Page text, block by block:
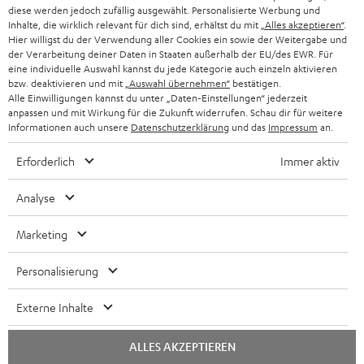
KOPFHÖRER
BLUETOOTH-KOPFHÖRER
STEREOANLAGEN
LAUTSPRECHER
ULTIMA-SERIE
IN-EAR-KOPFHÖRER
FANSHOP
NEUHEITEN
BLOG
NEWSLETTER
STORES
DEINE VORTEILE BEI TEUFEL
UNSER MANAGEMENT
NACHHALTIGKEIT
UNSERE WERTE
BILDUNGSRABATT
NIEDERLANDE
BELGIEN
FRANKREICH
POLEN
SPANIEN
ITALIEN
Technische Änderungen, Tippfehler und Irrtum vorbehalten. Das auf unseren
Fotos abgebildete Zubehör ist nicht im Lieferumfang enthalten. Etwaige
Entsorgungsgebühren für Batterien sind im Preis inbegriffen.
diese werden jedoch zufällig ausgewählt. Personalisierte Werbung und
Inhalte, die wirklich relevant für dich sind, erhältst du mit „Alles akzeptieren“.
Hier willigst du der Verwendung aller Cookies ein sowie der Weitergabe und
der Verarbeitung deiner Daten in Staaten außerhalb der EU/des EWR. Für
eine individuelle Auswahl kannst du jede Kategorie auch einzeln aktivieren
bzw. deaktivieren und mit „Auswahl übernehmen“ bestätigen.
Alle Einwilligungen kannst du unter „Daten-Einstellungen“ jederzeit
anpassen und mit Wirkung für die Zukunft widerrufen. Schau dir für weitere
Informationen auch unsere Datenschutzerklärung und das Impressum an.
Erforderlich Immer aktiv
Analyse
Marketing
Personalisierung
Externe Inhalte
ALLES AKZEPTIEREN